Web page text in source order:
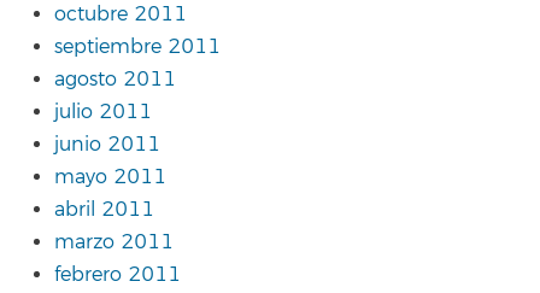
octubre 2011
septiembre 2011
agosto 2011
julio 2011
junio 2011
mayo 2011
abril 2011
marzo 2011
febrero 2011